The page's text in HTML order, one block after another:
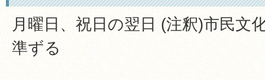
月曜日、祝日の翌日 (注釈)市民文
準ずる